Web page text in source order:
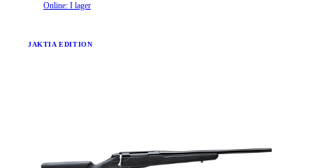
Online: I lager
JAKTIA EDITION